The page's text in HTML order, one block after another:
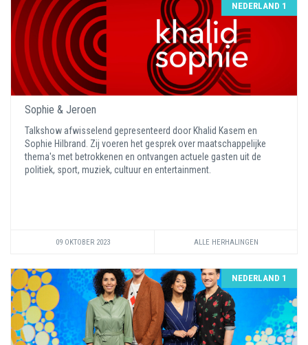
NEDERLAND 1
Sophie & Jeroen
Talkshow afwisselend gepresenteerd door Khalid Kasem en
Sophie Hilbrand. Zij voeren het gesprek over maatschappelijke
thema's met betrokkenen en ontvangen actuele gasten uit de
politiek, sport, muziek, cultuur en entertainment.
09 OKTOBER 2023 ALLE HERHALINGEN
NEDERLAND 1